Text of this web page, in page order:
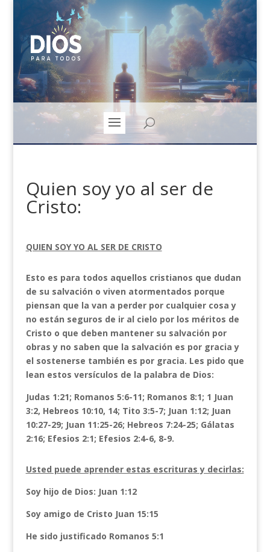
Quien soy yo al ser de
Cristo:
QUIEN SOY YO AL SER DE CRISTO
Esto es para todos aquellos cristianos que dudan
de su salvación o viven atormentados porque
piensan que la van a perder por cualquier cosa y
no están seguros de ir al cielo por los méritos de
Cristo o que deben mantener su salvación por
obras y no saben que la salvación es por gracia y
el sostenerse también es por gracia. Les pido que
lean estos versículos de la palabra de Dios:
Judas 1:21; Romanos 5:6-11; Romanos 8:1; 1 Juan
3:2, Hebreos 10:10, 14; Tito 3:5-7; Juan 1:12; Juan
10:27-29; Juan 11:25-26; Hebreos 7:24-25; Gálatas
2:16; Efesios 2:1; Efesios 2:4-6, 8-9.
Usted puede aprender estas escrituras y decirlas:
Soy hijo de Dios: Juan 1:12
Soy amigo de Cristo Juan 15:15
He sido justificado Romanos 5:1